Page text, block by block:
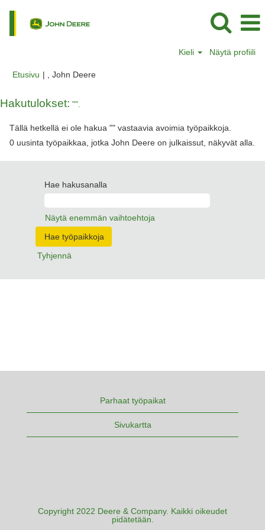
Kieli Näytä profiili
Etusivu | , John Deere(nykyinen
Hakutulokset: "".
Tällä hetkellä ei ole hakua "" vastaavia avoimia työpaikkoja.
0 uusinta työpaikkaa, jotka John Deere on julkaissut, näkyvät alla.
Hae hakusanalla
Näytä enemmän vaihtoehtoja
Tyhjennä
Parhaat työpaikat
Sivukartta
Copyright 2022 Deere & Company. Kaikki oikeudet
pidätetään.